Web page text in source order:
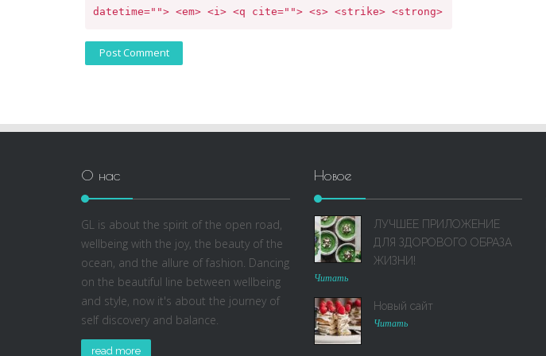
О нас
GL is about the spirit of the open road,
wellbeing with the joy, the beauty of the
ocean, and the allure of fashion. Dancing
on the beautiful line between wellbeing
and style, now it's about the journey of
self discovery and balance.
read more
Новое
ЛУЧШЕЕ ПРИЛОЖЕНИЕ
ДЛЯ ЗДОРОВОГО ОБРАЗА
ЖИЗНИ!
Читать
Новый сайт
Читать